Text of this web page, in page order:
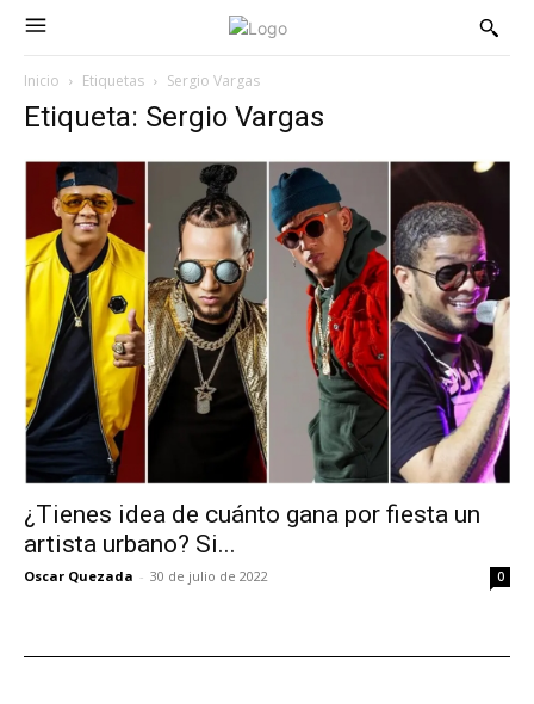
Inicio Etiquetas Sergio Vargas
Etiqueta: Sergio Vargas
¿Tienes idea de cuánto gana por fiesta un
artista urbano? Si...
Oscar Quezada - 30 de julio de 2022 0